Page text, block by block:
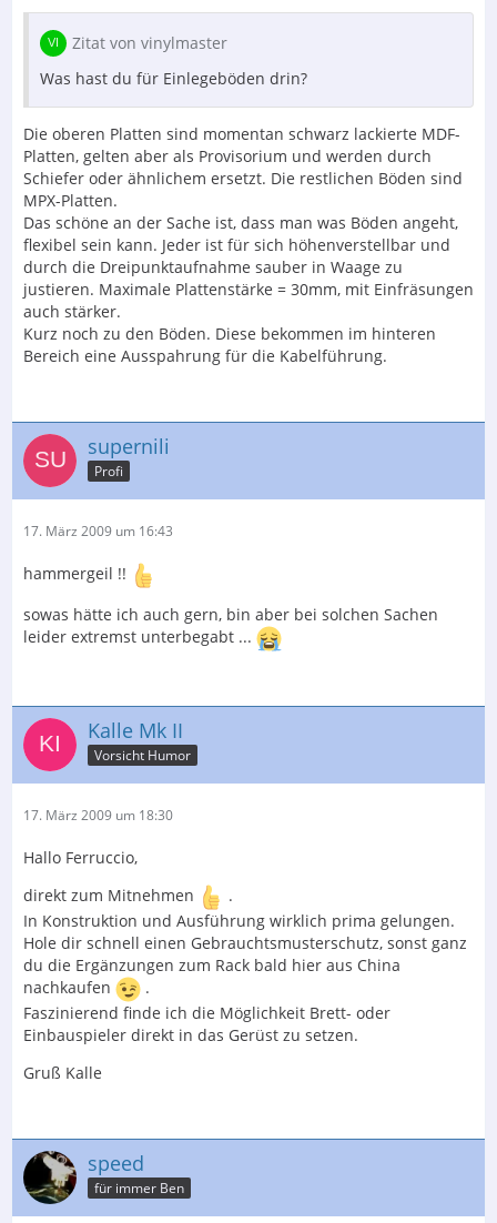
Zitat von vinylmaster
Was hast du für Einlegeböden drin?
Die oberen Platten sind momentan schwarz lackierte MDF-
Platten, gelten aber als Provisorium und werden durch
Schiefer oder ähnlichem ersetzt. Die restlichen Böden sind
MPX-Platten.
Das schöne an der Sache ist, dass man was Böden angeht,
flexibel sein kann. Jeder ist für sich höhenverstellbar und
durch die Dreipunktaufnahme sauber in Waage zu
justieren. Maximale Plattenstärke = 30mm, mit Einfräsungen
auch stärker.
Kurz noch zu den Böden. Diese bekommen im hinteren
Bereich eine Ausspahrung für die Kabelführung.
supernili
Profi
17. März 2009 um 16:43
hammergeil !!
sowas hätte ich auch gern, bin aber bei solchen Sachen
leider extremst unterbegabt ...
Kalle Mk II
Vorsicht Humor
17. März 2009 um 18:30
Hallo Ferruccio,
direkt zum Mitnehmen
.
In Konstruktion und Ausführung wirklich prima gelungen.
Hole dir schnell einen Gebrauchtsmusterschutz, sonst ganz
du die Ergänzungen zum Rack bald hier aus China
nachkaufen
.
Faszinierend finde ich die Möglichkeit Brett- oder
Einbauspieler direkt in das Gerüst zu setzen.
Gruß Kalle
speed
für immer Ben